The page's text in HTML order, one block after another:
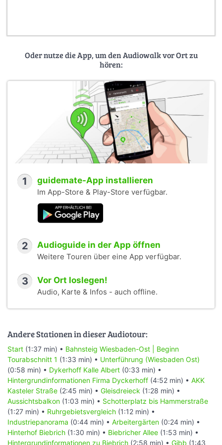
ursprünglichen Gärten erstrecken.
In direkter Nachbarschaft zur Siedlung Freudenberg
befand sich eine Kaserne, in der nach dem Krieg US-
Freudenberg sind 50 junge Frauen mit amerikanischen GIs
in die USA ausgewandert.
Oder nutze die App, um den Audiowalk vor Ort zu
hören:
1 guidemate-App installieren
Im App-Store & Play-Store verfügbar.
2 Audioguide in der App öffnen
Weitere Touren über eine App verfügbar.
3 Vor Ort loslegen!
Audio, Karte & Infos - auch offline.
Andere Stationen in dieser Audiotour:
Start (1:37 min) • Bahnsteig Wiesbaden-Ost | Beginn
Tourabschnitt 1 (1:33 min) • Unterführung (Wiesbaden Ost)
(0:58 min) • Dykerhoff Kalle Albert (0:33 min) •
Hintergrundinformationen Firma Dyckerhoff (4:52 min) • AKK
Kasteler Straße (2:45 min) • Gleisdreieck (1:28 min) •
Aussichtsbalkon (1:03 min) • Schotterplatz bis Hammerstraße
(1:27 min) • Ruhrgebietsvergleich (1:12 min) •
Industriepanorama (0:44 min) • Arbeitergärten (0:24 min) •
Hinterhof Biebrich (1:30 min) • Biebricher Allee (1:53 min) •
Hintergrundinformationen zu Biebrich (2:58 min) • Gibb (1:43